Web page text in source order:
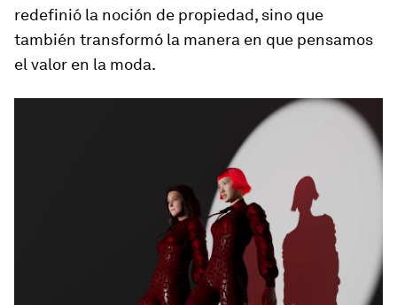
redefinió la noción de propiedad, sino que
también transformó la manera en que pensamos
el valor en la moda.